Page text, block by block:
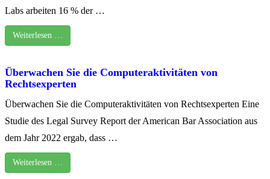
Labs arbeiten 16 % der …
Weiterlesen …
Überwachen Sie die Computeraktivitäten von
Rechtsexperten
Überwachen Sie die Computeraktivitäten von Rechtsexperten Eine
Studie des Legal Survey Report der American Bar Association aus
dem Jahr 2022 ergab, dass …
Weiterlesen …